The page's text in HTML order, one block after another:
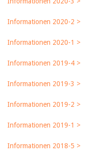
Informationen 2020-2 >
Informationen 2020-1 >
Informationen 2019-4 >
Informationen 2019-3 >
Informationen 2019-2 >
Informationen 2019-1 >
Informationen 2018-5 >